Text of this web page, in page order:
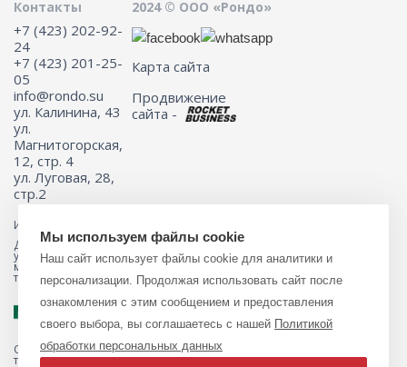
Контакты
+7 (423) 202-92-
24
+7 (423) 201-25-
05
info@rondo.su
ул. Калинина, 43
ул.
Магнитогорская,
12, стр. 4
ул. Луговая, 28,
стр.2
2024 © ООО «Рондо»
Карта сайта
Продвижение
сайта -
Информация на сайте не является публичной офертой.
Для получения подробной информации о наличии и стоимости
указанных товаров и (или) услуг, пожалуйста, обращайтесь к
менеджеру сайта с помощью специальной формы связи или по
телефону 8 (423) 201-25-05
Обращаем ваше внимание на то, что данный интернет-магазин, а
также вся информация о товарах и ценах, предоставленная на нём,
Мы используем файлы cookie
Наш сайт использует файлы cookie для аналитики и
персонализации. Продолжая использовать сайт после
ознакомления с этим сообщением и предоставления
своего выбора, вы соглашаетесь с нашей Политикой
обработки персональных данных